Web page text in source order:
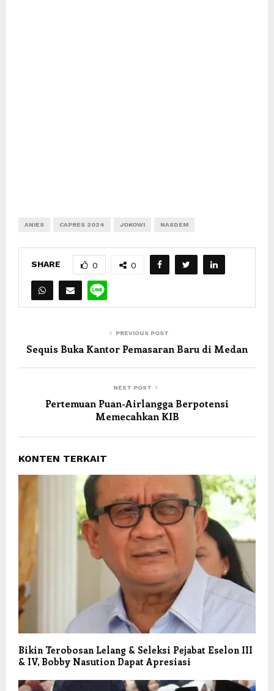
ANIES CAPRES 2024 JOKOWI NASDEM
SHARE 0 0
PREVIOUS POST
Sequis Buka Kantor Pemasaran Baru di Medan
NEXT POST
Pertemuan Puan-Airlangga Berpotensi
Memecahkan KIB
KONTEN TERKAIT
Bikin Terobosan Lelang & Seleksi Pejabat Eselon III
& IV, Bobby Nasution Dapat Apresiasi